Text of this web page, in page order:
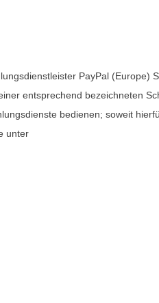
PayPal (Europe)
entsprechend bezeichneten
bedienen; soweit
unter